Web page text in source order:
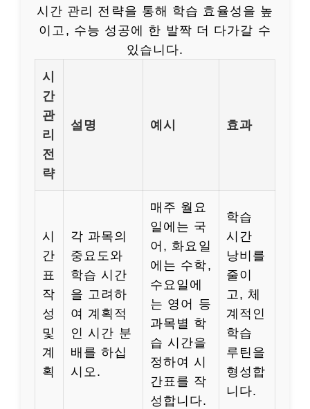
시간 관리 전략을 통해 학습 효율성을 높
이고, 수능 성공에 한 발짝 더 다가갈 수
있습니다.
시
간
관
리
전
략
설명 예시 효과
시
간
표
작
성
및
계
획
각 과목의
중요도와
학습 시간
을 고려하
여 계획적
인 시간 분
배를 하십
시오.
매주 월요
일에는 국
어, 화요일
에는 수학,
수요일에
는 영어 등
과목별 학
습 시간을
정하여 시
간표를 작
성합니다.
학습
시간
낭비를
줄이
고, 체
계적인
학습
루틴을
형성합
니다.